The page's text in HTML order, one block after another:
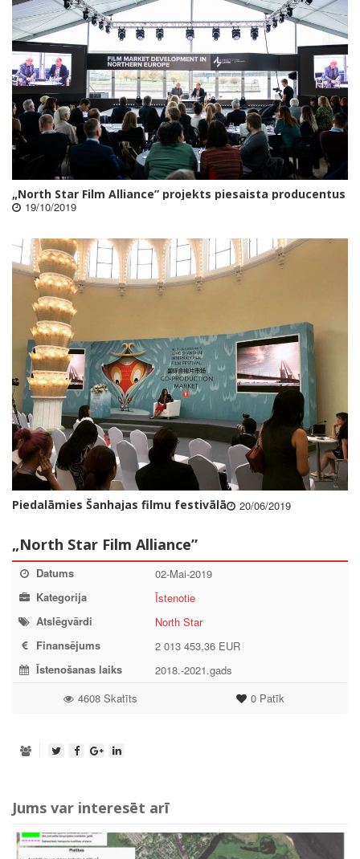
„North Star Film Alliance” projekts piesaista producentus
19/10/2019
Piedalāmies Šanhajas filmu festivālā 20/06/2019
„North Star Film Alliance”
Datums
02-Mai-2019
Kategorija
Īstenotie
Atslēgvārdi
North Star
Finansējums
2 013 453,36 EUR
Īstenošanas laiks
2018.-2021.gads
0Patīk
4608 Skatīts
Jums var interesēt arī